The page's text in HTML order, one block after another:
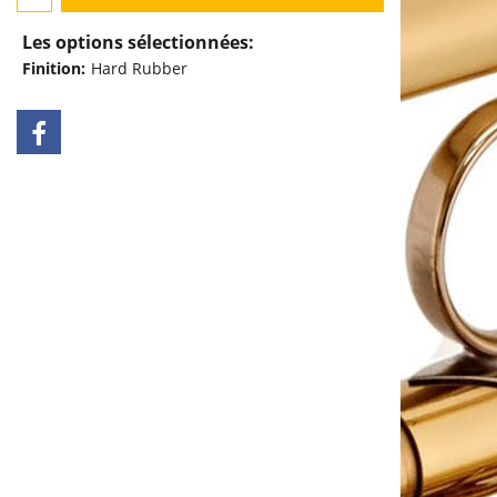
Les options sélectionnées:
Finition: Hard Rubber